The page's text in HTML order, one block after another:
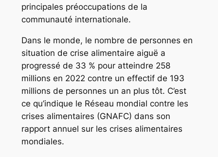
principales préoccupations de la
communauté internationale.
Dans le monde, le nombre de personnes en
situation de crise alimentaire aiguë a
progressé de 33 % pour atteindre 258
millions en 2022 contre un effectif de 193
millions de personnes un an plus tôt. C’est
ce qu’indique le Réseau mondial contre les
crises alimentaires (GNAFC) dans son
rapport annuel sur les crises alimentaires
mondiales.